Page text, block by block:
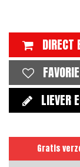
DIRECT
LIEVER
Gratis